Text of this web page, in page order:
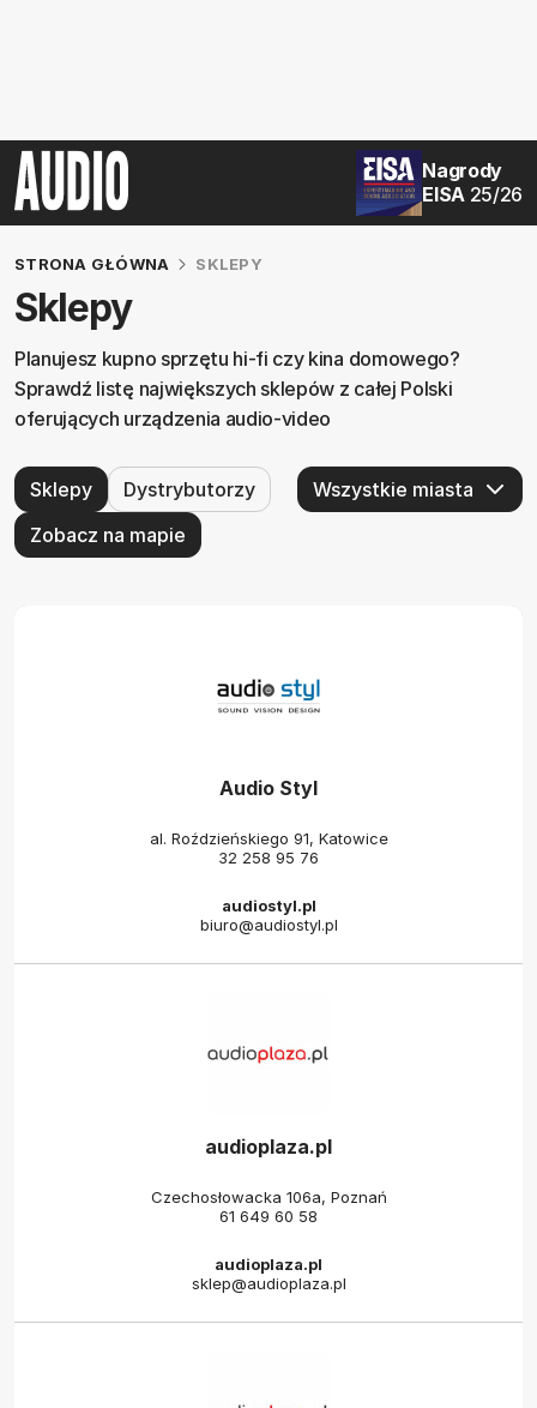
Nagrody
EISA 25/26
STRONA GŁÓWNA SKLEPY
Sklepy
Planujesz kupno sprzętu hi-fi czy kina domowego?
Sprawdź listę największych sklepów z całej Polski
oferujących urządzenia audio-video
Sklepy
Dystrybutorzy
Zobacz na mapie
Audio Styl
al. Roździeńskiego 91, Katowice
32 258 95 76
audiostyl.pl
biuro@audiostyl.pl
audioplaza.pl
Czechosłowacka 106a, Poznań
61 649 60 58
audioplaza.pl
sklep@audioplaza.pl